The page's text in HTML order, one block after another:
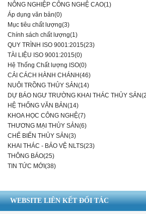
NÔNG NGHIỆP CÔNG NGHỆ CAO(1)
Áp dụng văn bản(0)
Mục tiêu chất lượng(3)
Chính sách chất lượng(1)
QUY TRÌNH ISO 9001:2015(23)
TÀI LIỆU ISO 9001:2015(0)
Hệ Thống Chất lượng ISO(0)
CẢI CÁCH HÀNH CHÁNH(46)
NUÔI TRỒNG THỦY SẢN(14)
DỰ BÁO NGƯ TRƯỜNG KHAI THÁC THỦY
HỆ THỐNG VĂN BẢN(14)
KHOA HỌC CÔNG NGHỆ(7)
THƯƠNG MẠI THỦY SẢN(6)
CHẾ BIẾN THỦY SẢN(3)
KHAI THÁC - BẢO VỆ NLTS(23)
THÔNG BÁO(25)
TIN TỨC MỚI(38)
WEBSITE LIÊN KẾT ĐỐI TÁC